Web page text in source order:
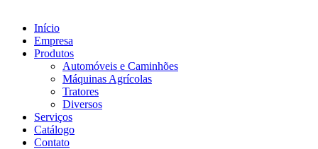
Início
Empresa
Produtos
Automóveis e Caminhões
Máquinas Agrícolas
Tratores
Diversos
Serviços
Catálogo
Contato